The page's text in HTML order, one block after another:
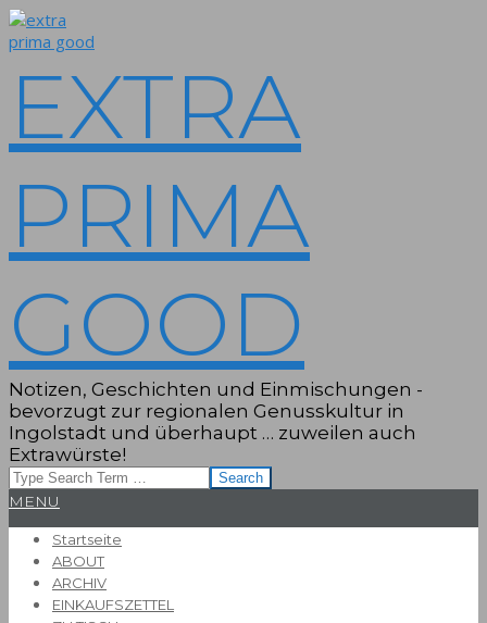
Skip
to
EXTRA
PRIMA
GOOD
Notizen, Geschichten und Einmischungen -
bevorzugt zur regionalen Genusskultur in
Ingolstadt und überhaupt … zuweilen auch
Extrawürste!
Search
Primary
Menu
MENU
Startseite
ABOUT
ARCHIV
EINKAUFSZETTEL